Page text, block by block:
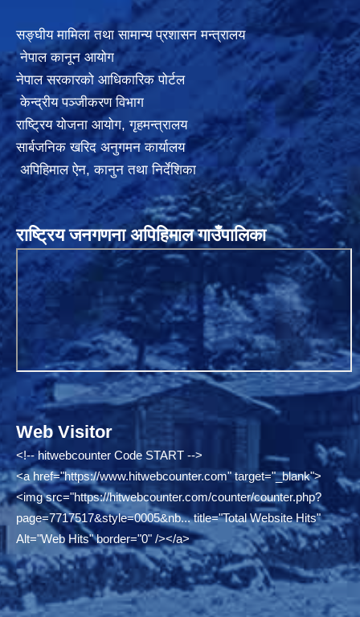
सङ्घीय मामिला तथा सामान्य प्रशासन मन्त्रालय
नेपाल कानून आयोग
नेपाल सरकारको आधिकारिक पोर्टल
केन्द्रीय पञ्जीकरण विभाग
राष्ट्रिय योजना आयोग,गृहमन्त्रालय
सार्बजनिक खरिद अनुगमन कार्यालय
अपिहिमाल ऐन, कानुन तथा निर्देशिका
राष्ट्रिय जनगणना अपिहिमाल गाउँपालिका
Web Visitor
<!-- hitwebcounter Code START -->
<a href="https://www.hitwebcounter.com"target="_blank">
<img src="https://hitwebcounter.com/counter/counter.php?
page=7717517&style=0005&nb...title="Total Website Hits"
Alt="Web Hits" border="0" /></a>